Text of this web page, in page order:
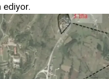
ediyor.